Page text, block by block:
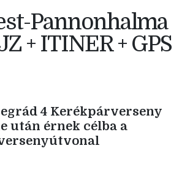
Pannonhalma
+ ITINER + GPS
4 Kerékpárverseny
után érnek célba a